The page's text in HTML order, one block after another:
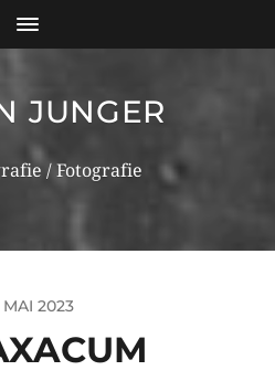
JUNGER
/ Fotografie
MAI 2023